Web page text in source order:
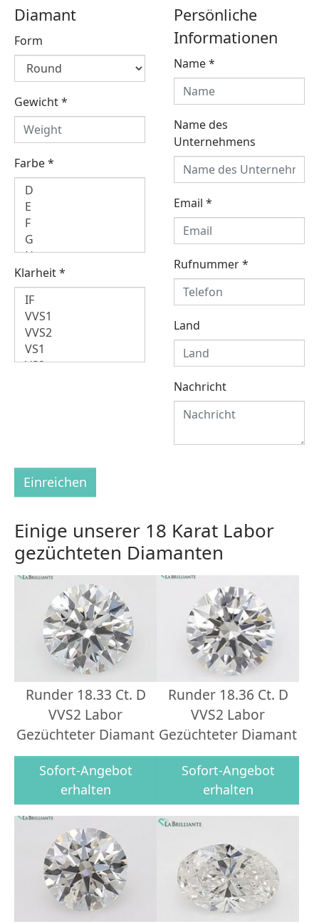
Diamant
Form
Gewicht*
Farbe*
Klarheit*
Persönliche
Informationen
Name*
Name des
Unternehmens
Email *
Rufnummer*
Land
Nachricht
Einreichen
Einige unserer 18 Karat Labor
gezüchteten Diamanten
Runder 18.33 Ct. D
VVS2 Labor
Gezüchteter Diamant
Sofort-Angebot
erhalten
Runder 18.36 Ct. D
VVS2 Labor
Gezüchteter Diamant
Sofort-Angebot
erhalten